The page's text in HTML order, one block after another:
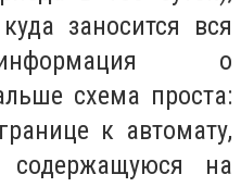
заносится вся
о
схема проста:
к автомату,
содержащуюся на